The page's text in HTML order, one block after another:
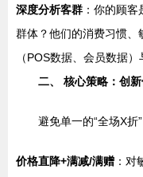
深度分析客群 ：你的顾
群体？他们的消费习惯
（POS数据、会员数据
二、 核心策略：创
避免单一的“全场X折
价格直降+满减/满赠 ：